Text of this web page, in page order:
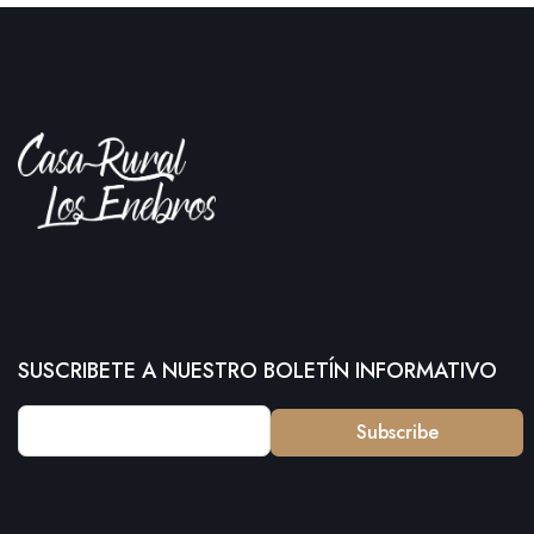
SUSCRIBETE A NUESTRO BOLETÍN INFORMATIVO
Subscribe